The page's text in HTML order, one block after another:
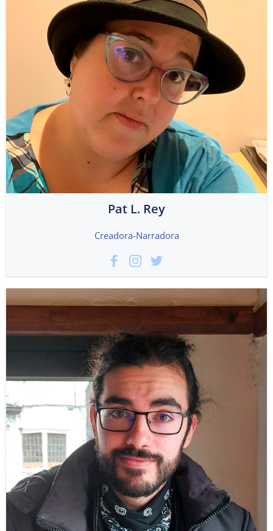
Pat L. Rey
Creadora-Narradora